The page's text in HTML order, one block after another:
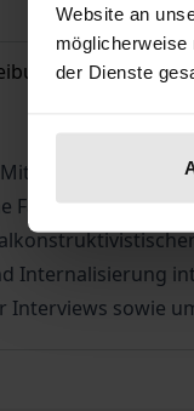
Website an
der Dienste
Mitgliedsstaaten
Faktoren spielen
Internalisierung
Interviews sowie